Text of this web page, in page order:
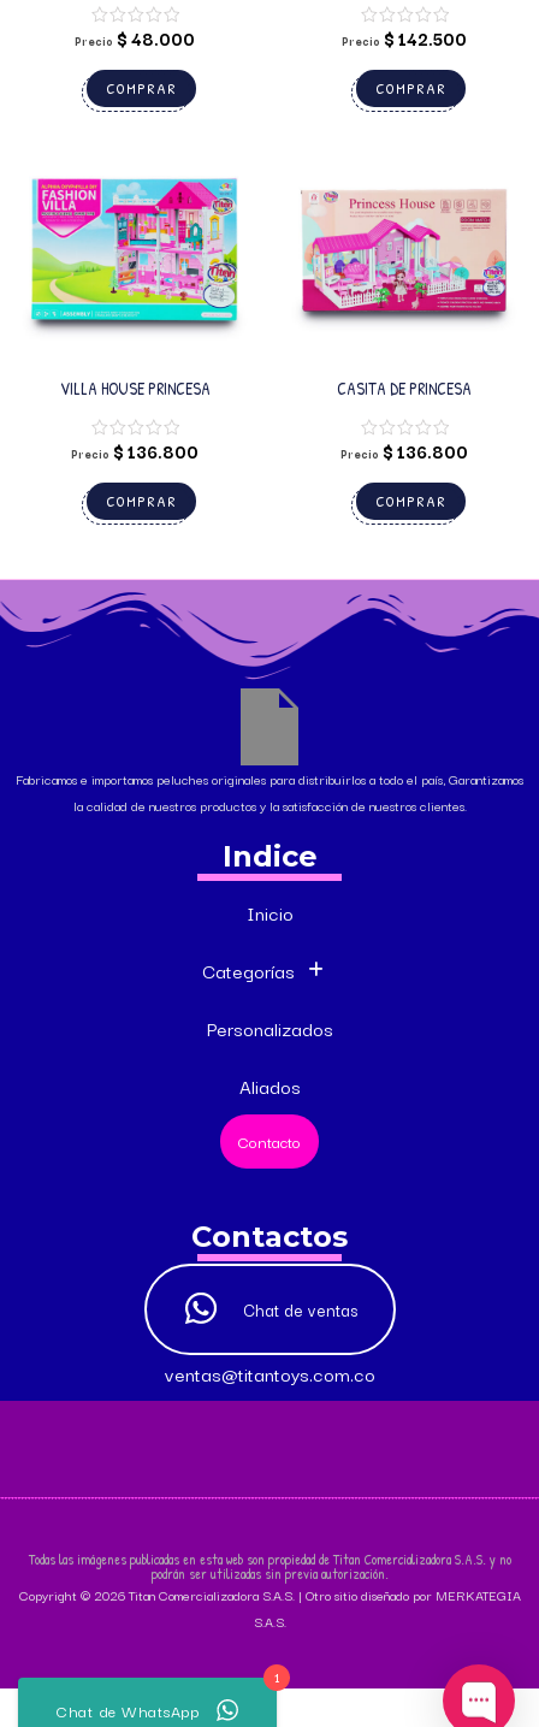
Precio $48.000
COMPRAR
Precio $142.500
COMPRAR
VILLA HOUSE PRINCESA
Precio $136.800
COMPRAR
CASITA DE PRINCESA
Precio $136.800
COMPRAR
Fabricamos e importamos peluches originales para distribuirlos a todo el país, Garantizamos
la calidad de nuestros productos y la satisfacción de nuestros clientes.
Indice
Inicio
Categorías
Personalizados
Aliados
Contacto
Contactos
Chat de ventas
ventas@titantoys.com.co
Todas las imágenes publicadas en esta web son propiedad de Titan Comercializadora S.A.S. y no
podrán ser utilizadas sin previa autorización.
Copyright © 2026 Titan Comercializadora S.A.S. | Otro sitio diseñado por MERKATEGIA
S.A.S.
1
Chat de WhatsApp